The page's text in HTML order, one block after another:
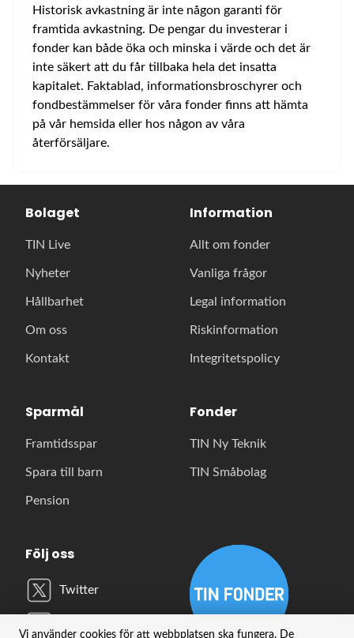
Historisk avkastning är inte någon garanti för
framtida avkastning. De pengar du investerar i
fonder kan både öka och minska i värde och det är
inte säkert att du får tillbaka hela det insatta
kapitalet. Faktablad, informationsbroschyrer och
fondbestämmelser för våra fonder finns att hämta
på vår hemsida eller hos någon av våra
återförsäljare.
Bolaget
TIN Live
Nyheter
Hållbarhet
Om oss
Kontakt
Information
Allt om fonder
Vanliga frågor
Legal information
Riskinformation
Integritetspolicy
Sparmål
Framtidsspar
Spara till barn
Pension
Fonder
TIN Ny Teknik
TIN Småbolag
Följ oss
Twitter
Vi använder cookies för att webbplatsen ska fungera. De